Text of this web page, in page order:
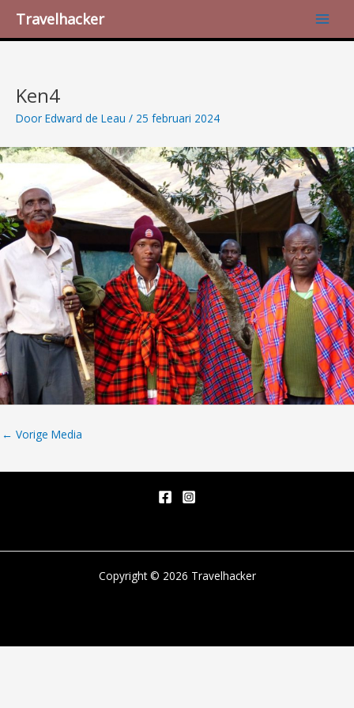
naar
de
Travelhacker
Main
Ken4
Door Edward de Leau / 25 februari 2024
navigatie
← Vorige Media
Copyright © 2026 Travelhacker